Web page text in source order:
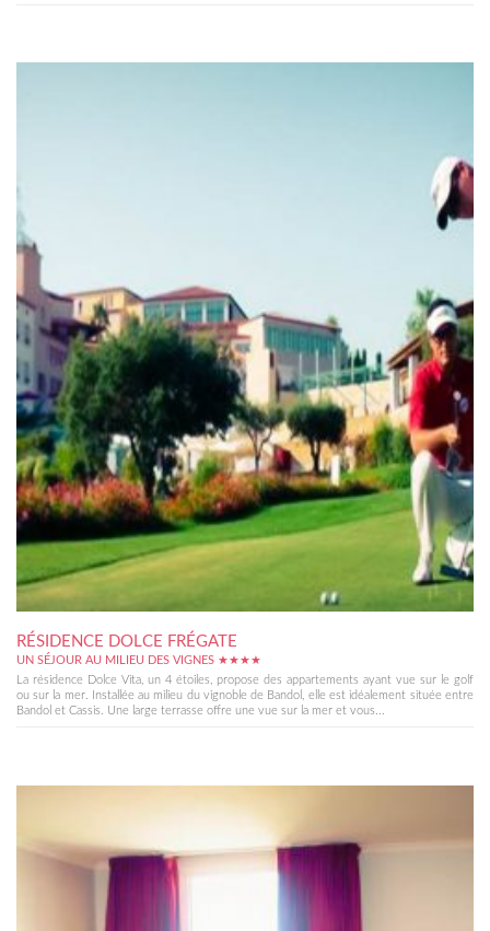
RÉSIDENCE DOLCE FRÉGATE
UN SÉJOUR AU MILIEU DES VIGNES ★★★★
La résidence Dolce Vita, un 4 étoiles, propose des appartements ayant vue sur le golf
ou sur la mer. Installée au milieu du vignoble de Bandol, elle est idéalement située entre
Bandol et Cassis. Une large terrasse offre une vue sur la mer et vous...